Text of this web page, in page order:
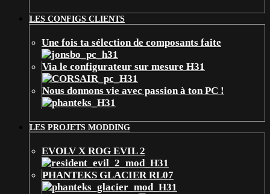
LES CONFIGS CLIENTS
Une fois ta sélection de composants faite
Via le configurateur sur mesure H31
Nous donnons vie avec passion à ton PC !
LES PROJETS MODDING
EVOLV X ROG EVIL 2
PHANTEKS GLACIER RL07